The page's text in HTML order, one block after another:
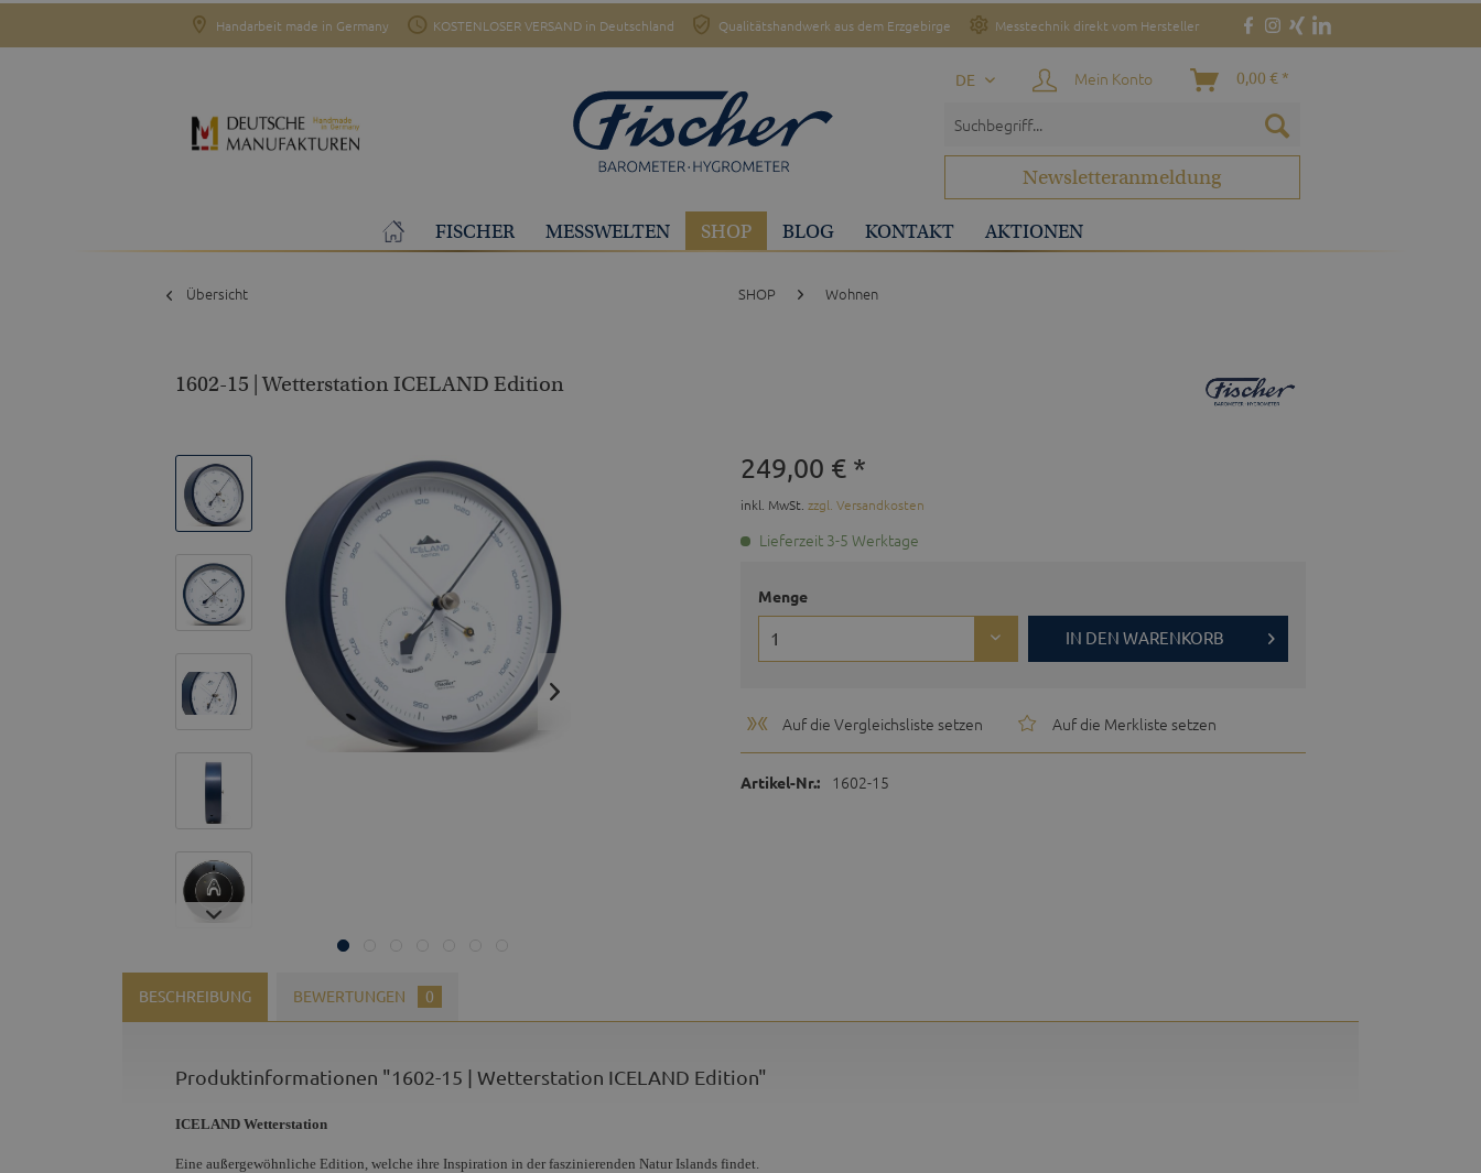
Handarbeit made in Germany KOSTENLOSER VERSAND in Deutschland Qualitätshandwerk aus dem Erzgebirge Messtechnik direkt vom Hersteller
Newsletteranmeldung
DE Mein Konto 0,00 € *
FISCHER MESSWELTEN SHOP BLOG KONTAKT AKTIONEN
Übersicht SHOP Wohnen
1602-15 | Wetterstation ICELAND Edition
249,00 € *
inkl. MwSt. zzgl. Versandkosten
Lieferzeit 3-5 Werktage
Menge
IN DEN WARENKORB
Auf die Vergleichsliste setzen Auf die Merkliste setzen
Artikel-Nr.: 1602-15
BESCHREIBUNG BEWERTUNGEN 0
Produktinformationen "1602-15 | Wetterstation ICELAND Edition"
ICELAND Wetterstation
Eine außergewöhnliche Edition, welche ihre Inspiration in der faszinierenden Natur Islands findet.